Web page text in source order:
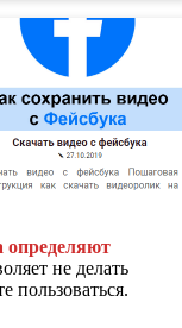
определяют
не делать
пользоваться.